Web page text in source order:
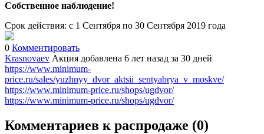
Собственное наблюдение!
Срок действия: с 1 Сентября по 30 Сентября 2019 года
0 Комментировать
Krasnovaev Акция добавлена 6 лет назад за 30 дней
https://www.minimum-
price.ru/sales/yuzhnyy_dvor_aktsii_sentyabrya_v_moskve/
https://www.minimum-price.ru/shops/ugdvor/
https://www.minimum-price.ru/shops/ugdvor/
Комментариев к распродаже (0)